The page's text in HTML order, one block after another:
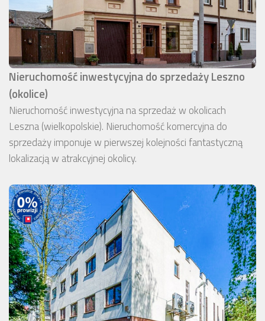
Nieruchomość inwestycyjna do sprzedaży Leszno
(okolice)
Nieruchomość inwestycyjna na sprzedaż w okolicach
Leszna (wielkopolskie). Nieruchomość komercyjna do
sprzedaży imponuje w pierwszej kolejności fantastyczną
lokalizacją w atrakcyjnej okolicy.